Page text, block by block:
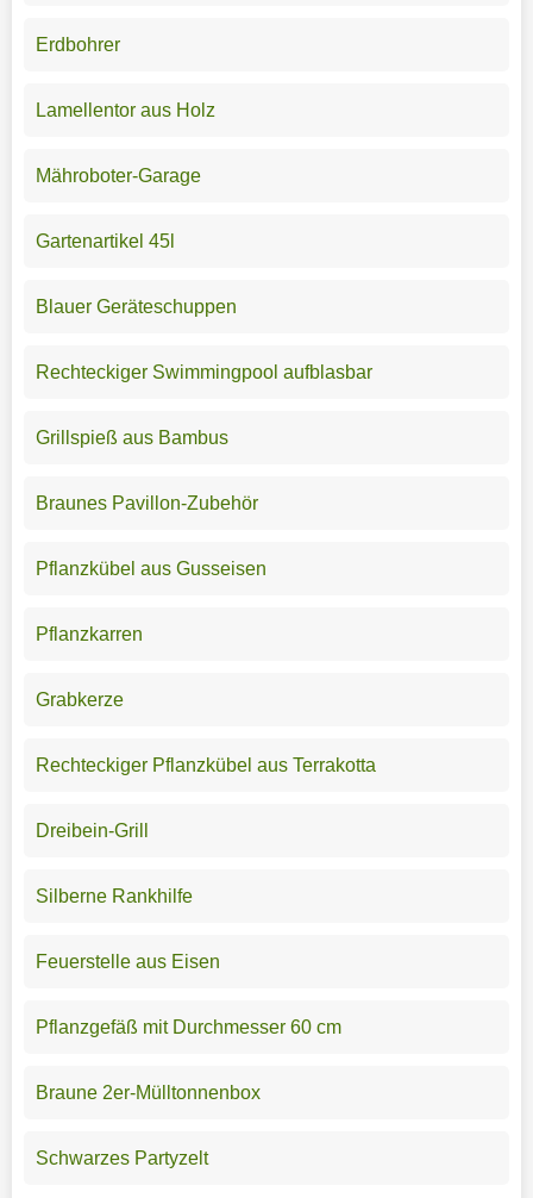
Erdbohrer
Lamellentor aus Holz
Mähroboter-Garage
Gartenartikel 45l
Blauer Geräteschuppen
Rechteckiger Swimmingpool aufblasbar
Grillspieß aus Bambus
Braunes Pavillon-Zubehör
Pflanzkübel aus Gusseisen
Pflanzkarren
Grabkerze
Rechteckiger Pflanzkübel aus Terrakotta
Dreibein-Grill
Silberne Rankhilfe
Feuerstelle aus Eisen
Pflanzgefäß mit Durchmesser 60 cm
Braune 2er-Mülltonnenbox
Schwarzes Partyzelt